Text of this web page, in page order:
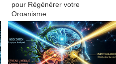
pour Régénérer votre
Organisme